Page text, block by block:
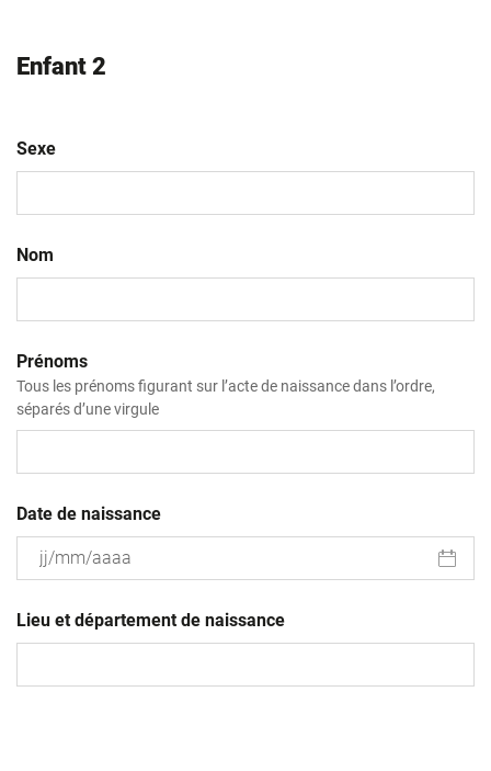
Enfant 2
Sexe
Nom
Prénoms
Tous les prénoms figurant sur l’acte de naissance dans l’ordre,
séparés d’une virgule
Date de naissance
slash
MM
Lieu et département de naissance